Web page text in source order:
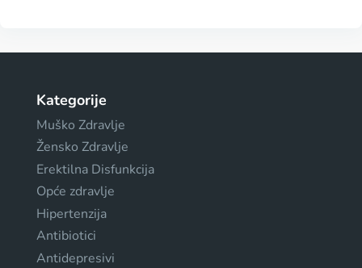
Kategorije
Muško Zdravlje
Žensko Zdravlje
Erektilna Disfunkcija
Opće zdravlje
Hipertenzija
Antibiotici
Antidepresivi